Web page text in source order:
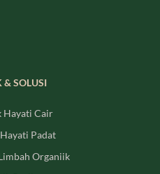
& SOLUSI
Hayati Cair
Padat
Organiik